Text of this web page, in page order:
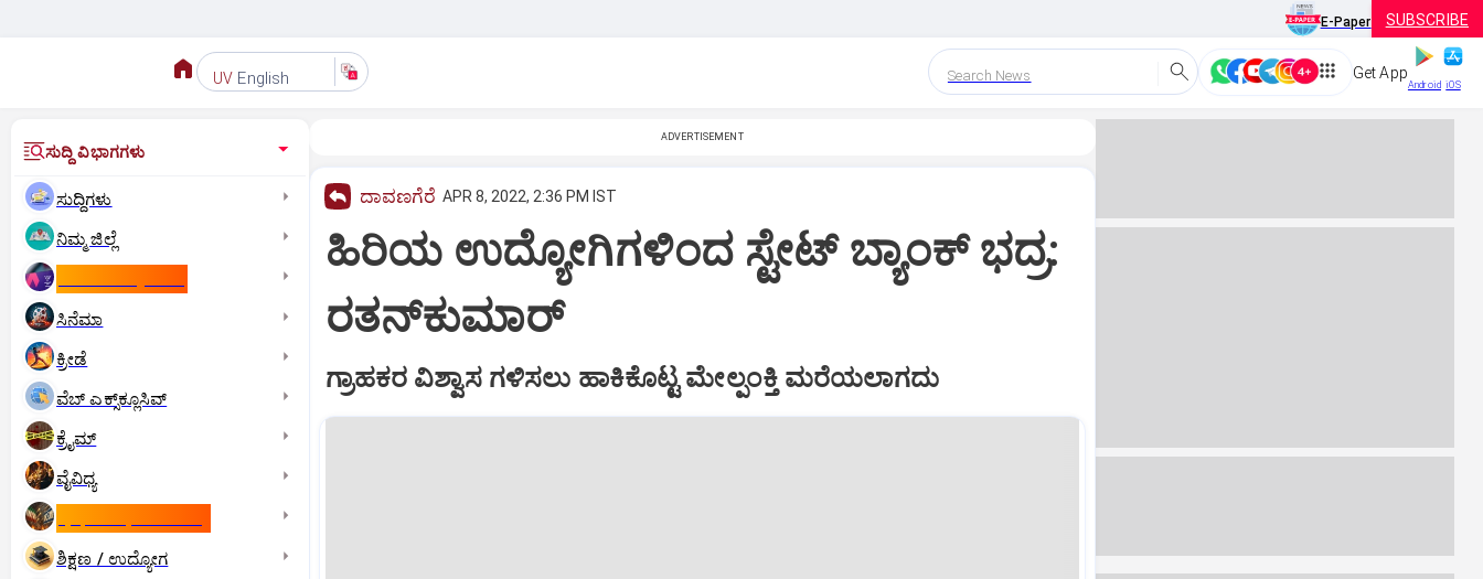
E-Paper SUBSCRIBE
UV English Search News Get App
Android iOS
ಸುದ್ದಿ ವಿಭಾಗಗಳು
ಸುದ್ದಿಗಳು
ನಿಮ್ಮ ಜಿಲ್ಲೆ
ಸಿನೆಮಾ
ಕ್ರೀಡೆ
ವೆಬ್ ಎಕ್ಸ್‌ಕ್ಲೂಸಿವ್
ಕ್ರೈಮ್
ವೈವಿಧ್ಯ
ಶಿಕ್ಷಣ / ಉದ್ಯೋಗ
ADVERTISEMENT
ದಾವಣಗೆರೆ APR 8, 2022, 2:36 PM IST
ಹಿರಿಯ ಉದ್ಯೋಗಿಗಳಿಂದ ಸ್ಟೇಟ್‌ ಬ್ಯಾಂಕ್‌ ಭದ್ರ:
ರತನ್‌ಕುಮಾರ್‌
ಗ್ರಾಹಕರ ವಿಶ್ವಾಸ ಗಳಿಸಲು ಹಾಕಿಕೊಟ್ಟ ಮೇಲ್ಪಂಕ್ತಿ ಮರೆಯಲಾಗದು